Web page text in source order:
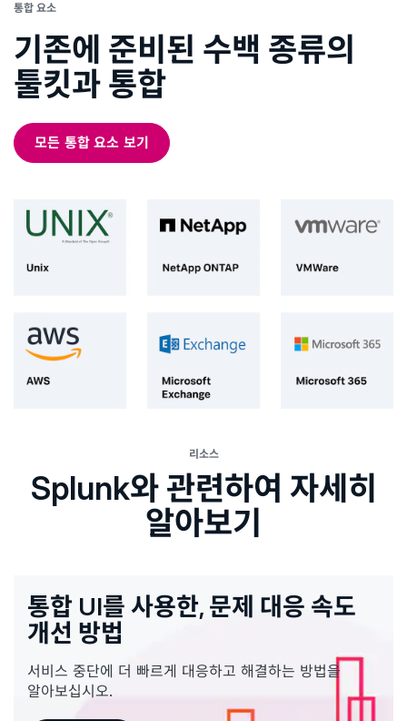
통합 요소
기존에 준비된 수백 종류의
툴킷과 통합
모든 통합 요소 보기
리소스
Splunk와 관련하여 자세히
알아보기
통합 UI를 사용한, 문제 대응 속도
개선 방법
서비스 중단에 더 빠르게 대응하고 해결하는 방법을
알아보십시오.